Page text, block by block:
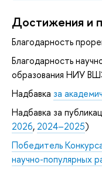
Достижения и
Благодарность
Благодарность
образования НИУ
Надбавка за
Надбавка за
2026, 2024–2025)
Победитель
научно-популярных